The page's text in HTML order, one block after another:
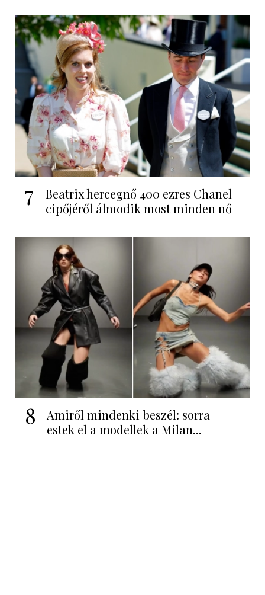
7
Beatrix hercegnő 400 ezres Chanel
cipőjéről álmodik most minden nő
8
Amiről mindenki beszél: sorra
estek el a modellek a Milan...